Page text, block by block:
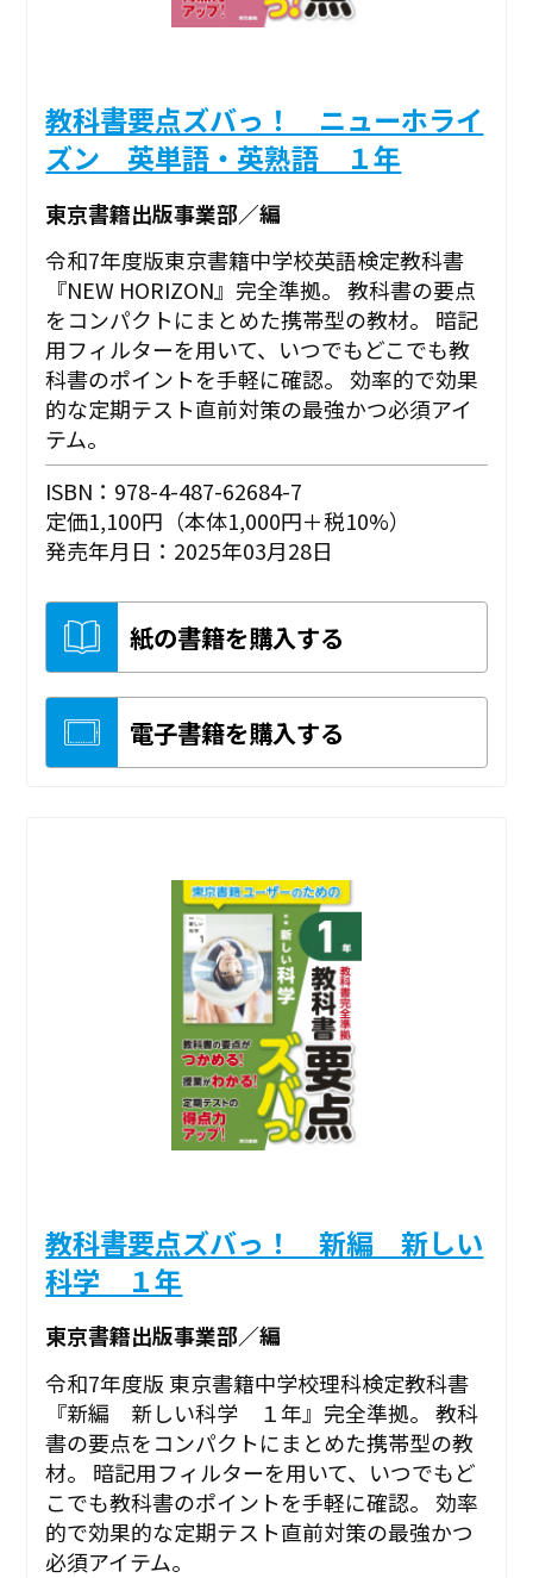
教科書要点ズバっ！ ニューホライ
ズン 英単語・英熟語 １年
東京書籍出版事業部／編
令和7年度版東京書籍中学校英語検定教科書
『NEW HORIZON』完全準拠。 教科書の要点
をコンパクトにまとめた携帯型の教材。 暗記
用フィルターを用いて、いつでもどこでも教
科書のポイントを手軽に確認。 効率的で効果
的な定期テスト直前対策の最強かつ必須アイ
テム。
ISBN：978-4-487-62684-7
定価1,100円（本体1,000円＋税10%）
発売年月日：2025年03月28日
紙の書籍を購入する
電子書籍を購入する
教科書要点ズバっ！ 新編 新しい
科学 １年
東京書籍出版事業部／編
令和7年度版 東京書籍中学校理科検定教科書
『新編 新しい科学 １年』完全準拠。 教科
書の要点をコンパクトにまとめた携帯型の教
材。 暗記用フィルターを用いて、いつでもど
こでも教科書のポイントを手軽に確認。 効率
的で効果的な定期テスト直前対策の最強かつ
必須アイテム。